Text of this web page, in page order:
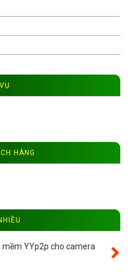
HÀNG
YYp2p cho camera